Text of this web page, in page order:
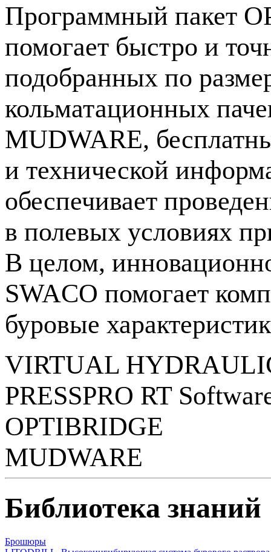
Программный пакет
помогает быстро и
подобранных по
кольматационных
MUDWARE,
и технической
обеспечивает
в полевых условиях
В целом,
SWACO помогает
буровые
VIRTUAL
PRESSPRO RT
OPTIBRIDGE
MUDWARE
Библиотека знаний
Брошюры